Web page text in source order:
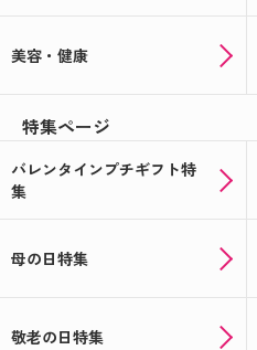
美容・健康
特集ページ
バレンタインプチギフト特
集
母の日特集
敬老の日特集